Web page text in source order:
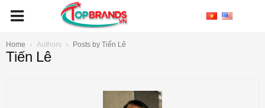
Home Authors Posts by Tiến Lê
Tiến Lê